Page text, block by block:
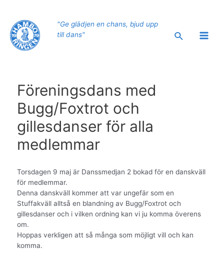
innehåll
"Ge glädjen en chans, bjud upp
till dans"
Sök
Main
Föreningsdans med
Bugg/Foxtrot och
gillesdanser för alla
medlemmar
Torsdagen 9 maj är Danssmedjan 2 bokad för en danskväll
för medlemmar.
Denna danskväll kommer att var ungefär som en
Stuffakväll alltså en blandning av Bugg/Foxtrot och
gillesdanser och i vilken ordning kan vi ju komma överens
om.
Hoppas verkligen att så många som möjligt vill och kan
komma.